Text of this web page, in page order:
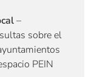
–
sobre el
PEIN